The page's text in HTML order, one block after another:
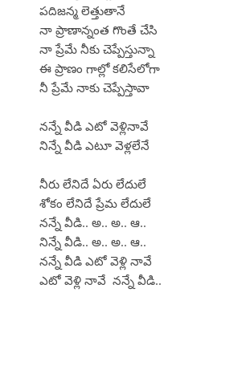
పదిజన్మ లెత్తుతానే
నా ప్రాణాన్నంత గొంతే చేసి
నా ప్రేమే నీకు చెప్పేస్తున్నా
ఈ ప్రాణం గాల్లో కలిసేలోగా
నీ ప్రేమే నాకు చెప్పేస్తావా
నన్నే వీడి ఎటో వెళ్లినావే
నిన్నే వీడి ఎటూ వెళ్లలేనే
నీరు లేనిదే ఏరు లేదులే
శోకం లేనిదే ప్రేమ లేదులే
నన్నే వీడి.. అ.. అ.. ఆ..
నిన్నే వీడి.. అ.. అ.. ఆ..
నన్నే వీడి ఎటో వెళ్లి నావే
ఎటో వెళ్లి నావే నన్నే వీడి..